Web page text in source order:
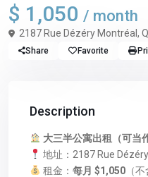
$ 1,050 / month
2187 Rue Dézéry Montréal,
Share Favorite
Description
大三半公寓出租（可当
地址：2187 Rue
租金： 每月 $1,050（不